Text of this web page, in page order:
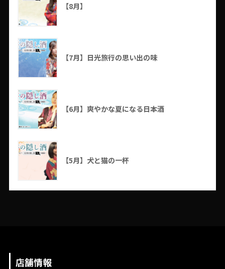
【8月】
【7月】日光旅行の思い出の味
【6月】爽やかな夏になる日本酒
【5月】犬と猫の一杯
店舗情報